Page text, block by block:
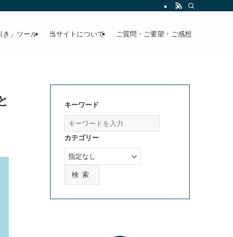
き」ツール 当サイトについて ご質問・ご要望・ご感想
キーワード
カテゴリー
検索